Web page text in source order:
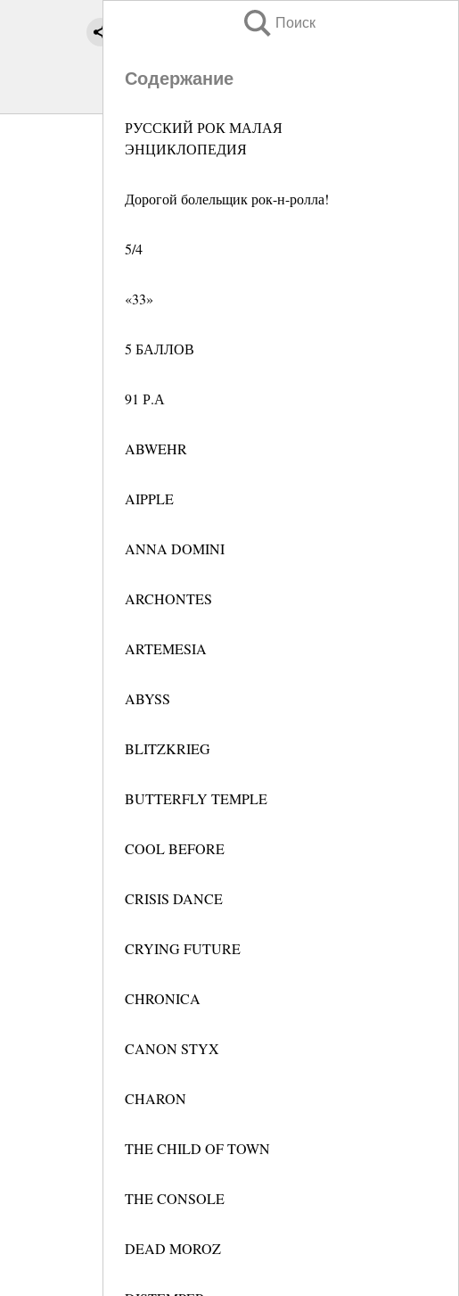
Поиск
Содержание
РУССКИЙ РОК МАЛАЯ
ЭНЦИКЛОПЕДИЯ
Дорогой болельщик рок-н-ролла!
5/4
«33»
5 БАЛЛОВ
91 Р.А
ABWEHR
AIPPLE
ANNA DOMINI
ARCHONTES
ARTEMESIA
ABYSS
BLITZKRIEG
BUTTERFLY TEMPLE
COOL BEFORE
CRISIS DANCE
CRYING FUTURE
CHRONICA
CANON STYX
CHARON
THE CHILD OF TOWN
THE CONSOLE
DEAD MOROZ